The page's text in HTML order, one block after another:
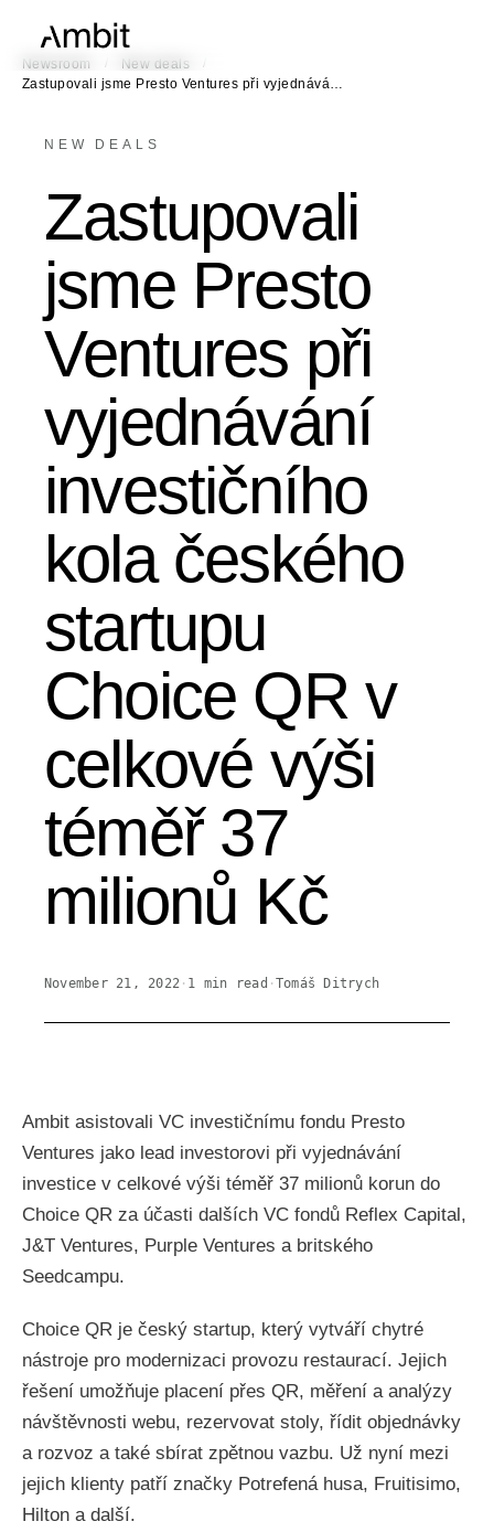
Newsroom / New deals
/
Zastupovali jsme Presto Ventures při vyjednává…
NEW DEALS
Zastupovali
jsme Presto
Ventures při
vyjednávání
investičního
kola českého
startupu
Choice QR v
celkové výši
téměř 37
milionů Kč
November 21, 2022 · 1 min read ·Tomáš Ditrych
Ambit asistovali VC investičnímu fondu Presto
Ventures jako lead investorovi při vyjednávání
investice v celkové výši téměř 37 milionů korun do
Choice QR za účasti dalších VC fondů Reflex Capital,
J&T Ventures, Purple Ventures a britského
Seedcampu.
Choice QR je český startup, který vytváří chytré
nástroje pro modernizaci provozu restaurací. Jejich
řešení umožňuje placení přes QR, měření a analýzy
návštěvnosti webu, rezervovat stoly, řídit objednávky
a rozvoz a také sbírat zpětnou vazbu. Už nyní mezi
jejich klienty patří značky Potrefená husa, Fruitisimo,
Hilton a další.